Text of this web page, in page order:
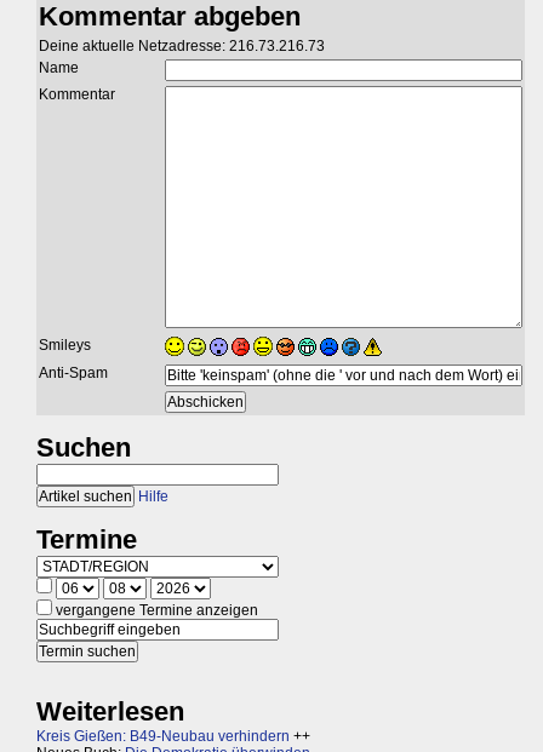
Kommentar abgeben
Deine aktuelle Netzadresse: 216.73.216.73
Name
Kommentar
Smileys
Anti-Spam
Suchen
Hilfe
Termine
vergangene Termine anzeigen
Weiterlesen
Kreis Gießen: B49-Neubau verhindern ++